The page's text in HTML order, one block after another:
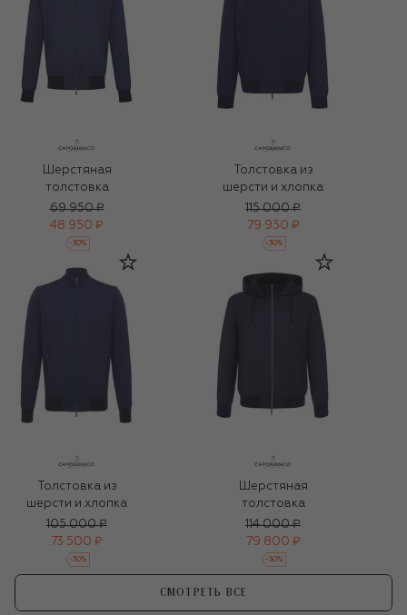
Шерстяная
толстовка
69 950 ₽
48 950 ₽
-30%
Толстовка из
шерсти и хлопка
115 000 ₽
79 950 ₽
-30%
Толстовка из
шерсти и хлопка
105 000 ₽
73 500 ₽
-30%
Шерстяная
толстовка
114 000 ₽
79 800 ₽
-30%
СМОТРЕТЬ ВСЕ